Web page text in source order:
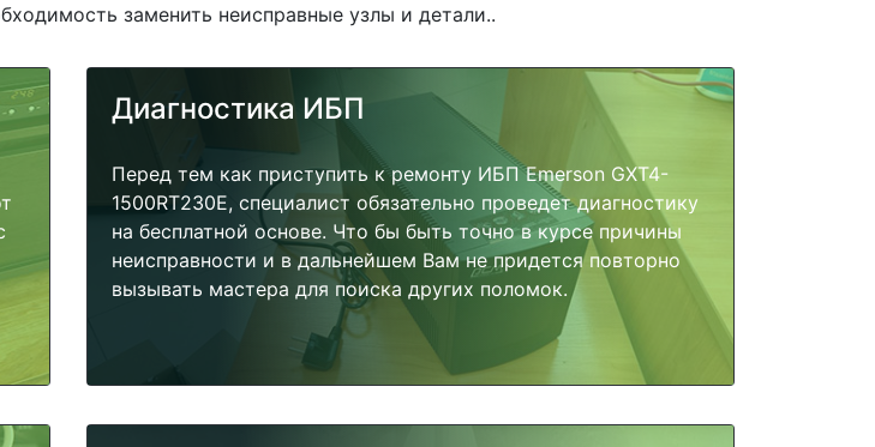
заменить неисправные узлы и детали..
Диагностика ИБП
Перед тем как приступить к ремонту ИБП Emerson GXT4-
1500RT230E, специалист обязательно проведет диагностику
на бесплатной основе. Что бы быть точно в курсе причины
неисправности и в дальнейшем Вам не придется повторно
вызывать мастера для поиска других поломок.